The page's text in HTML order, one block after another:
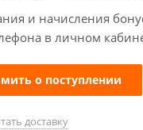
и начисления
в личном
о поступлении
доставку